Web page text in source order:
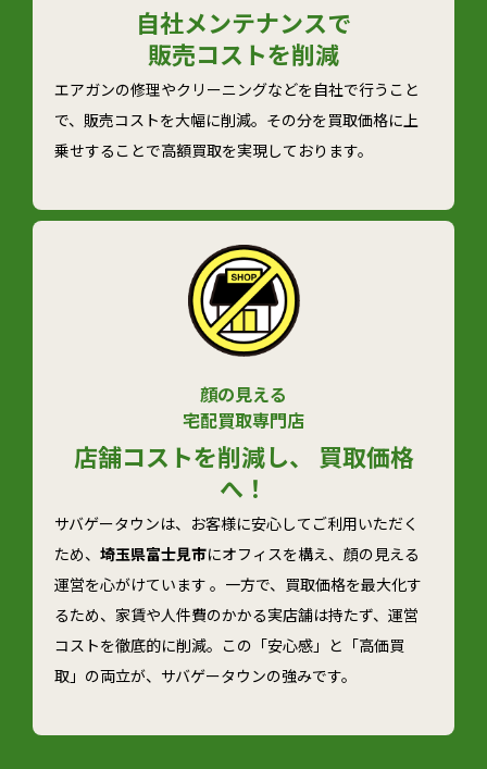
自社メンテナンスで
販売コストを削減
エアガンの修理やクリーニングなどを自社で行うこと
で、販売コストを大幅に削減。その分を買取価格に上
乗せすることで高額買取を実現しております。
顔の見える
宅配買取専門店
店舗コストを削減し、 買取価格
へ！
サバゲータウンは、お客様に安心してご利用いただく
ため、 埼玉県富士見市にオフィスを構え、顔の見える
運営を心がけています 。一方で、買取価格を最大化す
るため、家賃や人件費のかかる実店舗は持たず、運営
コストを徹底的に削減。この「安心感」と「高価買
取」の両立が、サバゲータウンの強みです。